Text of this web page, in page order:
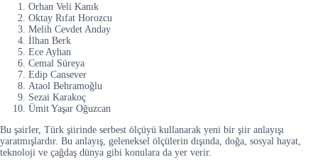
Orhan Veli Kanık
Oktay Rıfat Horozcu
Melih Cevdet Anday
İlhan Berk
Ece Ayhan
Cemal Süreya
Edip Cansever
Ataol Behramoğlu
Sezai Karakoç
Ümit Yaşar Oğuzcan
Bu şairler, Türk şiirinde serbest ölçüyü kullanarak yeni bir şiir anlayışı
yaratmışlardır. Bu anlayış, geleneksel ölçülerin dışında, doğa, sosyal hayat,
teknoloji ve çağdaş dünya gibi konulara da yer verir.